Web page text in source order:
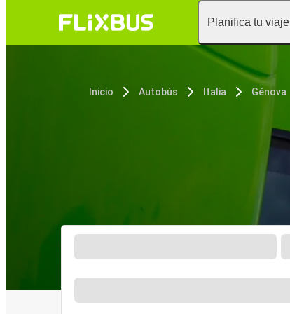
Planifica tu viaje
Inicio Autobús Italia Génova